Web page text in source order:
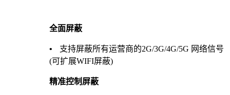
全面屏蔽
• 支持屏蔽所有运营商的2G/3G/4G/5G 网络信号
(可扩展WIFI屏蔽)
精准控制屏蔽